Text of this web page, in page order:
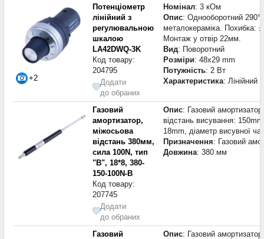
+2
Потенціометр
лінійний з
регулювальною
шкалою
LA42DWQ-3K
Код товару:
204795
Додати
до обраних
Номінал: 3 кОм
Опис: Однооборотний
металокераміка. Похибка:
Монтаж у отвір 22мм.
Вид: Поворотний
Розміри: 48x29 mm
Потужність: 2 Вт
Характеристика: Лінійний
Газовий
амортизатор,
міжосьова
відстань 380мм,
сила 100N, тип
"B", 18*8, 380-
150-100N-B
Код товару:
207745
Додати
до обраних
Опис: Газовий
відстань висування:
18mm, діаметр висувної
Призначення: Газовий
Довжина: 380 мм
Газовий
Опис: Газовий